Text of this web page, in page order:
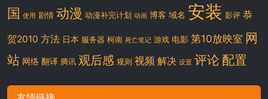
国 使用 剧情 动漫 动漫补完计划 动画 博客 域名 安装 影评 恭
贺2010 方法 日本 服务器 柯南 死亡笔记 游戏 电影 第10放映室 网
站 网络 翻译 腾讯 观后感 规则 视频 解决 设置 评论 配置